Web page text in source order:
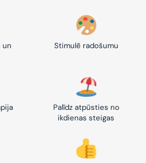
un
Stimulē radošumu
Palīdz atpūsties no
ikdienas steigas